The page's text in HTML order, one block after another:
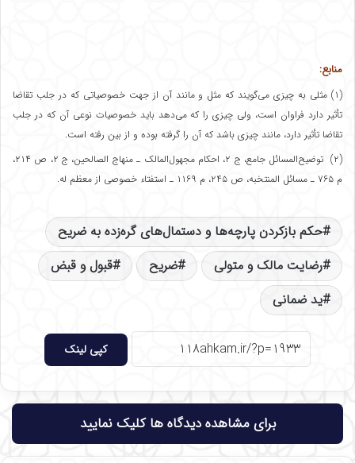
منابع:
(۱) مثلی به چیزی می‌گویند که مثل و مانند آن از جهت خصوصیاتی که در جلب تقاضا
تأثیر دارد فراوان است، ولی چیزی را که می‌دهد باید خصوصیات نوعی آن که در جلب
تقاضا تأثیر دارد، مانند چیزی باشد که آن را گرفته بوده و از بین رفته است.
(۲) توضیح‌المسائل جامع، ج ۲، احکام مجهول‌المالک ـ منهاج الصالحین، ج ۲، ص ۲۱۴،
م ۷۶۵ ـ مسائل المنتخبه، ص ۲۴۵، م ۱۱۶۹ ـ استفتاء خصوصی از معظم له.
حکم بازکردن پارچه‌ها و دستمال‌های گره‌زده به ضریح
رضایت مالک و متولی
ضریح
قبول و قبض
ید ضمانی
کپی لینک
برای مشاهده دیدگاه ها کلیک نمایید